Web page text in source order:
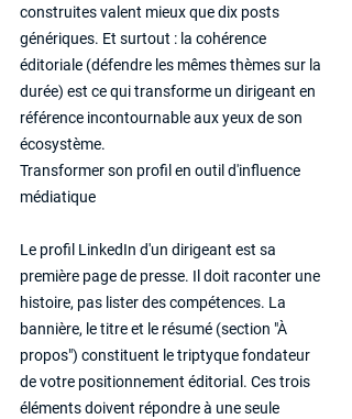
construites valent mieux que dix posts
génériques. Et surtout : la cohérence
éditoriale (défendre les mêmes thèmes sur la
durée) est ce qui transforme un dirigeant en
référence incontournable aux yeux de son
écosystème.
Transformer son profil en outil d'influence
médiatique
Le profil LinkedIn d'un dirigeant est sa
première page de presse. Il doit raconter une
histoire, pas lister des compétences. La
bannière, le titre et le résumé (section "À
propos") constituent le triptyque fondateur
de votre positionnement éditorial. Ces trois
éléments doivent répondre à une seule